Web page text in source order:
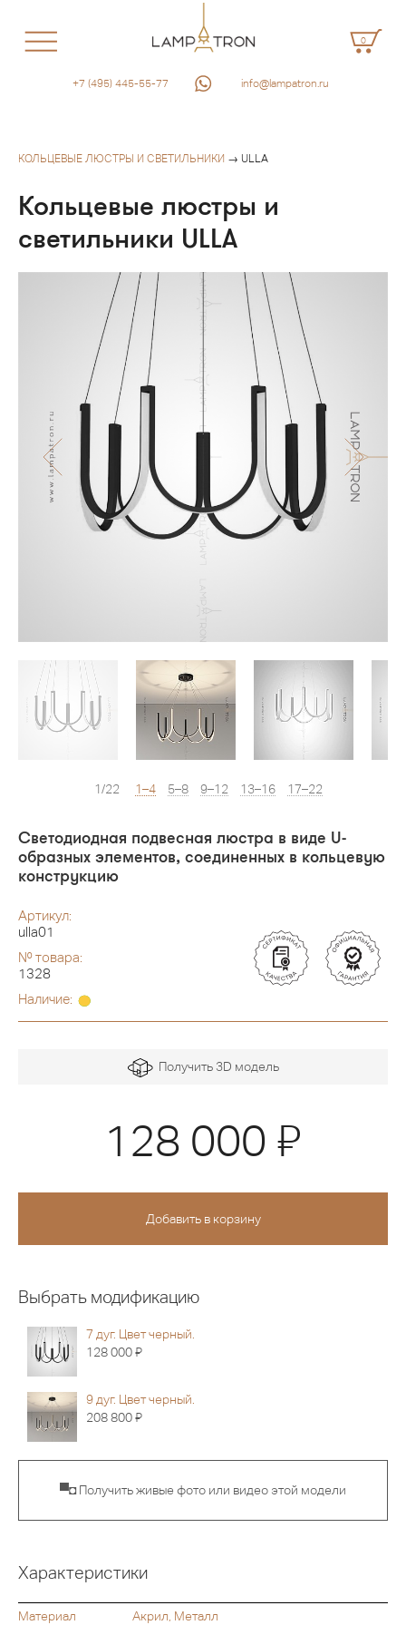
0
+7 (495) 445-55-77 info@lampatron.ru
КОЛЬЦЕВЫЕ ЛЮСТРЫ И СВЕТИЛЬНИКИ → ULLA
Кольцевые люстры и
светильники ULLA
1/22 1–4 5–8 9–12 13–16 17–22
Cветодиодная подвесная люстра в виде U-
образных элементов, соединенных в кольцевую
конструкцию
Артикул:
ulla01
№ товара:
1328
Наличие:
Получить 3D модель
128 000 Я
Выбрать модификацию
7 дуг. Цвет черный.
128 000Я
9 дуг. Цвет черный.
208 800Я
▀◘ Получить живые фото или видео этой модели
Характеристики
Материал Акрил, Металл